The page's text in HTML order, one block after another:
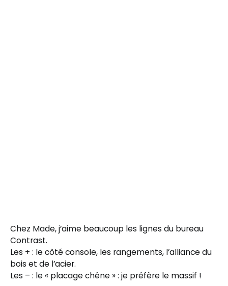
Chez Made, j’aime beaucoup les lignes du bureau
Contrast.
Les + : le côté console, les rangements, l’alliance du
bois et de l’acier.
Les – : le « placage chêne » : je préfère le massif !